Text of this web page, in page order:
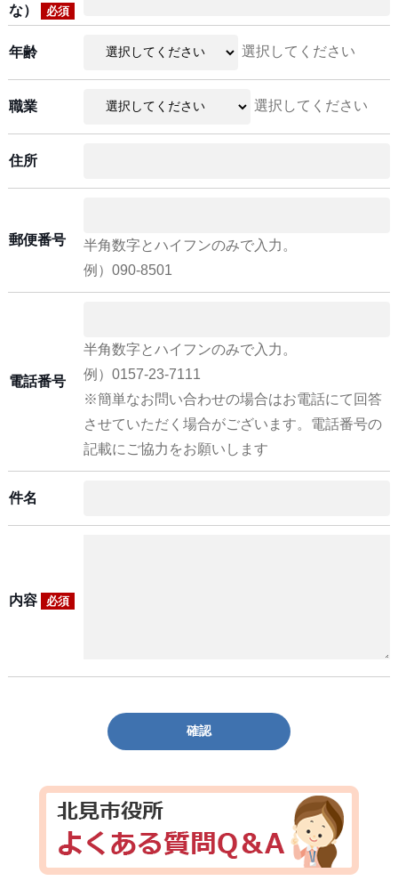
な） 必須
年齢 選択してください
職業 選択してください
住所
郵便番号
半角数字とハイフンのみで入力。
例）090-8501
電話番号
半角数字とハイフンのみで入力。
例）0157-23-7111
※簡単なお問い合わせの場合はお電話にて回答
させていただく場合がございます。電話番号の
記載にご協力をお願いします
件名
内容 必須
確認